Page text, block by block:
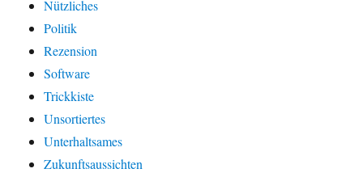
Nützliches
Politik
Rezension
Software
Trickkiste
Unsortiertes
Unterhaltsames
Zukunftsaussichten